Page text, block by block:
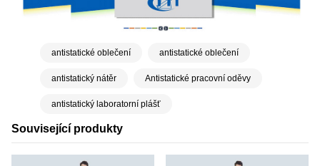
Související produkty
antistatické oblečení antistatické oblečení
antistatický nátěr Antistatické pracovní oděvy
antistatický laboratorní plášť